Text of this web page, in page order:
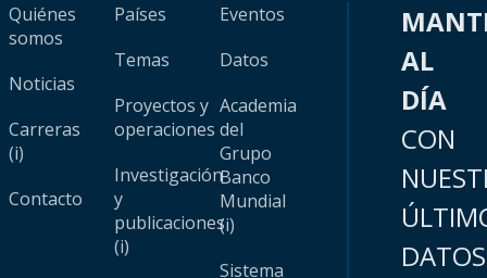
Quiénes
somos
Noticias
Carreras
(i)
Contacto
Países
Temas
Proyectos y
operaciones
Investigación
y
publicaciones
(i)
Eventos
Datos
Academia
del
Grupo
Banco
Mundial
(i)
Sistema
AL
DÍA
CON
DATOS